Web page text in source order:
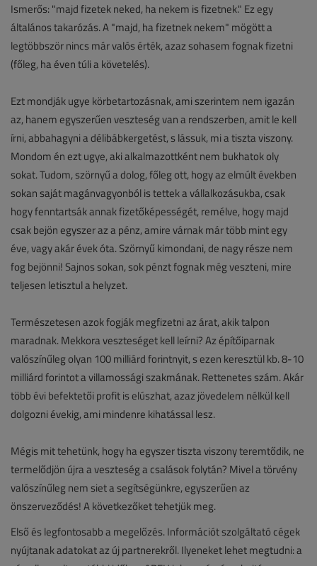
Ismerős: "majd fizetek neked, ha nekem is fizetnek." Ez egy
általános takarózás. A "majd, ha fizetnek nekem" mögött a
legtöbbször nincs már valós érték, azaz sohasem fognak fizetni
(főleg, ha éven túli a követelés).
Ezt mondják ugye körbetartozásnak, ami szerintem nem igazán
az, hanem egyszerűen veszteség van a rendszerben, amit le kell
írni, abbahagyni a délibábkergetést, s lássuk, mi a tiszta viszony.
Mondom én ezt ugye, aki alkalmazottként nem bukhatok oly
sokat. Tudom, szörnyű a dolog, főleg ott, hogy az elmúlt években
sokan saját magánvagyonból is tettek a vállalkozásukba, csak
hogy fenntartsák annak fizetőképességét, remélve, hogy majd
csak bejön egyszer az a pénz, amire várnak már több mint egy
éve, vagy akár évek óta. Szörnyű kimondani, de nagy része nem
fog bejönni! Sajnos sokan, sok pénzt fognak még veszteni, mire
teljesen letisztul a helyzet.
Természetesen azok fogják megfizetni az árat, akik talpon
maradnak. Mekkora veszteséget kell leírni? Az építőiparnak
valószínűleg olyan 100 milliárd forintnyit, s ezen keresztül kb. 8-10
milliárd forintot a villamossági szakmának. Rettenetes szám. Akár
több évi befektetői profit is elúszhat, azaz jövedelem nélkül kell
dolgozni évekig, ami mindenre kihatással lesz.
Mégis mit tehetünk, hogy ha egyszer tiszta viszony teremtődik, ne
termelődjön újra a veszteség a csalások folytán? Mivel a törvény
valószínűleg nem siet a segítségünkre, egyszerűen az
önszerveződés! A következőket tehetjük meg.
Első és legfontosabb a megelőzés. Információt szolgáltató cégek
nyújtanak adatokat az új partnerekről. Ilyeneket lehet megtudni: a